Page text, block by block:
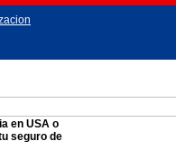
en USA o
seguro de